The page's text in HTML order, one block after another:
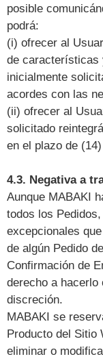
posible
podrá:
(i) ofrecer al
de características
inicialmente
acordes con las
(ii) ofrecer al
solicitado
en el plazo de
4.3. Negativa a
Aunque MABAKI
todos los
excepcionales
de algún Pedido
Confirmación de
derecho a hacerlo
discreción.
MABAKI se
Producto del Sitio
eliminar o